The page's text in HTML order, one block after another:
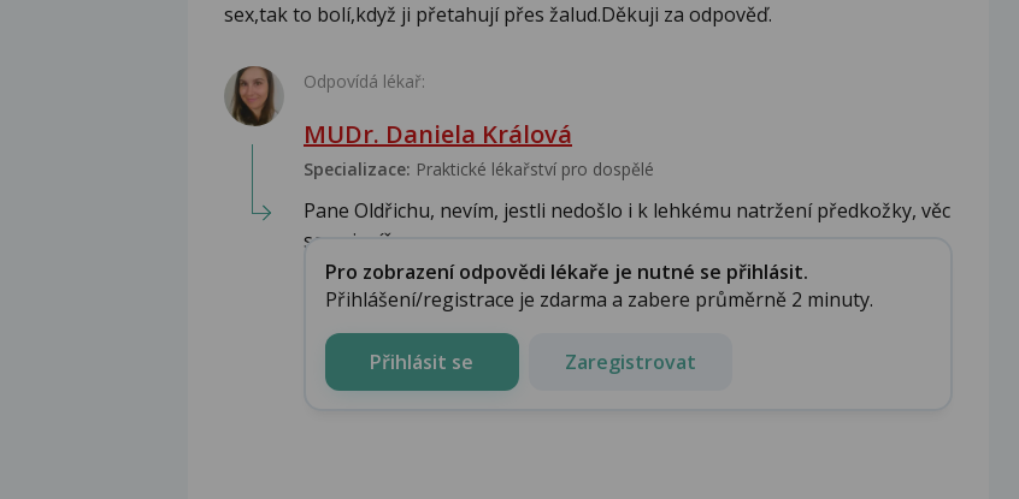
sex,tak to bolí,když ji přetahují přes žalud.Děkuji za odpověď.
Odpovídá lékař:
MUDr. Daniela Králová
Specializace: Praktické lékařství pro dospělé
Pane Oldřichu, nevím, jestli nedošlo i k lehkému natržení předkožky, věc
se nejspíše upra...
Pro zobrazení odpovědi lékaře je nutné se přihlásit.
Přihlášení/registrace je zdarma a zabere průměrně 2 minuty.
Přihlásit se Zaregistrovat